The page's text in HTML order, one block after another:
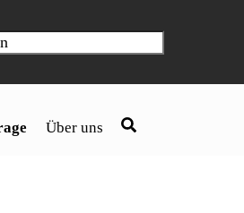
Über uns